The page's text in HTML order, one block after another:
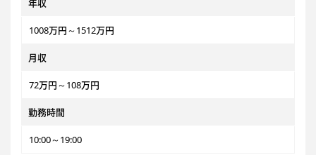
年収
1008万円～1512万円
月収
72万円～108万円
勤務時間
10:00～19:00